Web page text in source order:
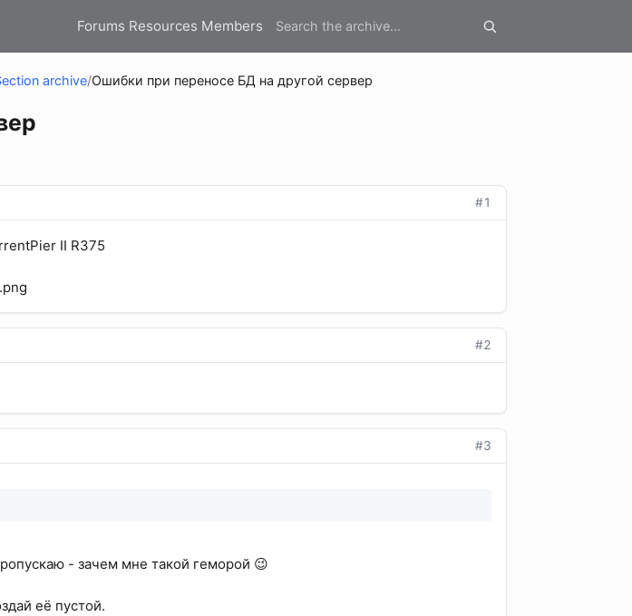
Forums Resources Members
archive/Ошибки при переносе БД на другой сервер
#1
II R375
#2
#3
- зачем мне такой геморой 😉
её пустой.